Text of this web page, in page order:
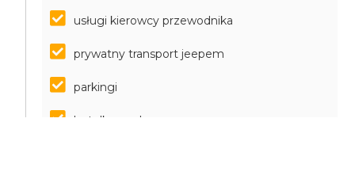
usługi kierowcy przewodnika
prywatny transport jeepem
parkingi
butelka wody